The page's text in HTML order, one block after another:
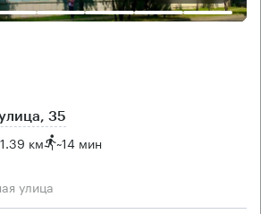
35
км ~14 мин
улица